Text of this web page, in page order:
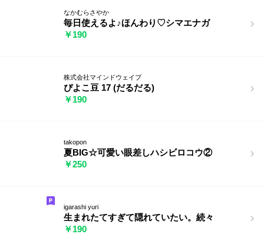
なかむらさやか
毎日使えるよ♪ほんわり♡シマエナガ
￥190
株式会社マインドウェイブ
ぴよこ豆 17 (だるだる)
￥190
takopon
夏BIG☆可愛い眼差しハシビロコウ②
￥250
igarashi yuri
生まれたてすぎて隠れていたい。続々
￥190